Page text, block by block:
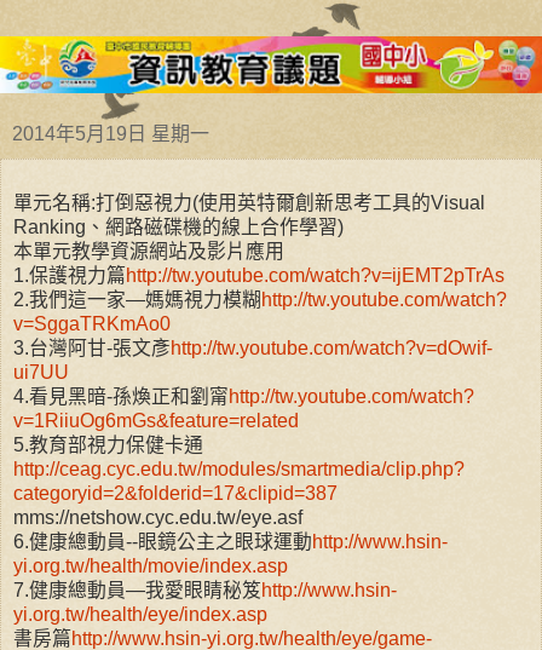
2014年5月19日 星期一
單元名稱:打倒惡視力(使用英特爾創新思考工具的Visual
Ranking、網路磁碟機的線上合作學習)
本單元教學資源網站及影片應用
1.保護視力篇http://tw.youtube.com/watch?v=ijEMT2pTrAs
2.我們這一家—媽媽視力模糊 http://tw.youtube.com/watch?
v=SggaTRKmAo0
3.台灣阿甘-張文彥http://tw.youtube.com/watch?v=dOwif-
ui7UU
4.看見黑暗-孫煥正和劉甯http://tw.youtube.com/watch?
v=1RiiuOg6mGs&feature=related
5.教育部視力保健卡通
http://ceag.cyc.edu.tw/modules/smartmedia/clip.php?
categoryid=2&folderid=17&clipid=387
mms://netshow.cyc.edu.tw/eye.asf
6.健康總動員--眼鏡公主之眼球運動http://www.hsin-
yi.org.tw/health/movie/index.asp
7.健康總動員—我愛眼睛秘笈http://www.hsin-
yi.org.tw/health/eye/index.asp
書房篇http://www.hsin-yi.org.tw/health/eye/game-